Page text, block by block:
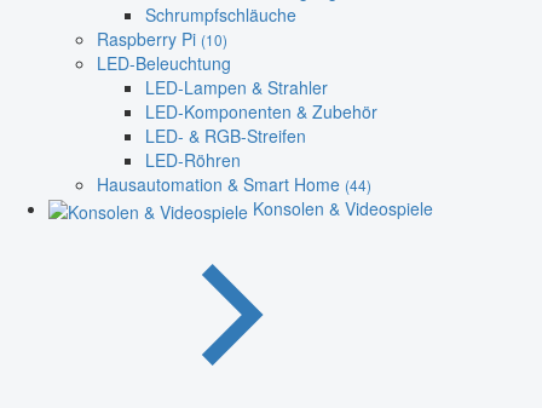
Schrumpfschläuche
Raspberry Pi (10)
LED-Beleuchtung
LED-Lampen & Strahler
LED-Komponenten & Zubehör
LED- & RGB-Streifen
LED-Röhren
Hausautomation & Smart Home (44)
Konsolen & Videospiele